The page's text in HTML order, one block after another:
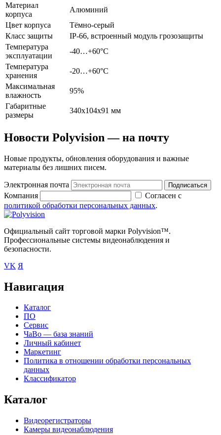
Материал
корпуса
Алюминий
Цвет корпуса
Тёмно-серый
Класс защиты
IP-66, встроенный модуль грозозащиты
Температура
эксплуатации
-40…+60°С
Температура
хранения
-20…+60°С
Максимальная
влажность
95%
Габаритные
размеры
340x104x91 мм
Новости Polyvision — на почту
Новые продукты, обновления оборудования и важные
материалы без лишних писем.
Электронная почта Подписаться
Компания
Согласен с
политикой обработки персональных данных.
Официальный сайт торговой марки Polyvision™.
Профессиональные системы видеонаблюдения и
безопасности.
VK Я
Навигация
Каталог
ПО
Сервис
ЧаВо — база знаний
Личный кабинет
Маркетинг
Политика в отношении обработки персональных
данных
Классификатор
Каталог
Видеорегистраторы
Камеры видеонаблюдения